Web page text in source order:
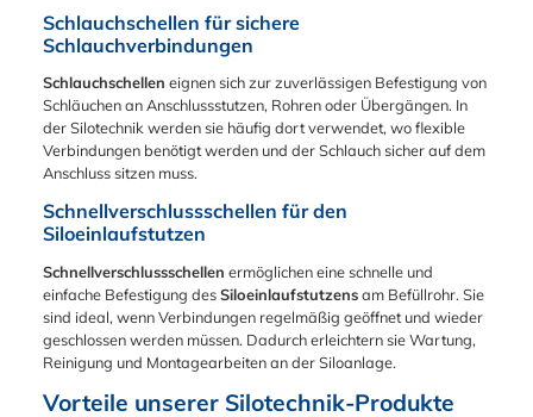
Viele Säuren und
Laugen Ozon und
direkte Bewitterung
(UV-Strahlung)
Temperaturbereich
Die Dichtung bleibt
auch bei starken
thermischen
Belastungen von
absolut elastisch und
perfekte Wahl für
sensible
Produktionsumgebun
gen in der
Wasser und
Wasserdampf (bis
max. +120°C) Viele
organische Öle und
Fette Ozon, Aceton
und Laugen
Schlauchschellen für sichere
Schlauchverbindungen
Schlauchschellen eignen sich zur zuverlässigen Befestigung von
Schläuchen an Anschlussstutzen, Rohren oder Übergängen. In
der Silotechnik werden sie häufig dort verwendet, wo flexible
Verbindungen benötigt werden und der Schlauch sicher auf dem
Anschluss sitzen muss.
Schnellverschlussschellen für den
Siloeinlaufstutzen
Schnellverschlussschellen ermöglichen eine schnelle und
einfache Befestigung desSiloeinlaufstutzensam Befüllrohr. Sie
sind ideal, wenn Verbindungen regelmäßig geöffnet und wieder
geschlossen werden müssen. Dadurch erleichtern sie Wartung,
Reinigung und Montagearbeiten an der Siloanlage.
Vorteile unserer Silotechnik-Produkte